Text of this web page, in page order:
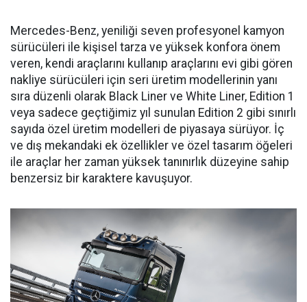
Mercedes-Benz, yeniliği seven profesyonel kamyon
sürücüleri ile kişisel tarza ve yüksek konfora önem
veren, kendi araçlarını kullanıp araçlarını evi gibi gören
nakliye sürücüleri için seri üretim modellerinin yanı
sıra düzenli olarak Black Liner ve White Liner, Edition 1
veya sadece geçtiğimiz yıl sunulan Edition 2 gibi sınırlı
sayıda özel üretim modelleri de piyasaya sürüyor. İç
ve dış mekandaki ek özellikler ve özel tasarım öğeleri
ile araçlar her zaman yüksek tanınırlık düzeyine sahip
benzersiz bir karaktere kavuşuyor.